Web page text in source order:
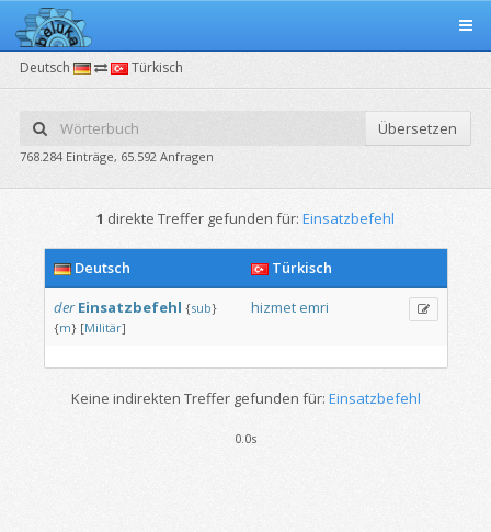
Deutsch Türkisch
Übersetzen
768.284 Einträge, 65.592 Anfragen
1 direkte Treffer gefunden für: Einsatzbefehl
Deutsch
Türkisch
der Einsatzbefehl {sub}
{m}[Militär]
hizmet emri
Keine indirekten Treffer gefunden für: Einsatzbefehl
0.0s